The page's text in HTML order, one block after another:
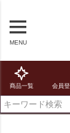
MENU
商品一覧 会員